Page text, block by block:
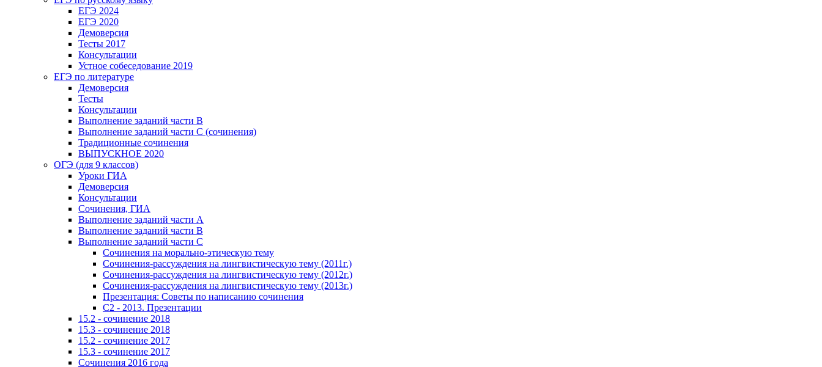
ЕГЭ 2024
ЕГЭ 2020
Демоверсия
Тесты 2017
Консультации
Устное собеседование 2019
ЕГЭ по литературе
Демоверсия
Тесты
Консультации
Выполнение заданий части В
Выполнение заданий части С (сочинения)
Традиционные сочинения
ВЫПУСКНОЕ 2020
ОГЭ (для 9 классов)
Уроки ГИА
Демоверсия
Консультации
Сочинения, ГИА
Выполнение заданий части А
Выполнение заданий части В
Выполнение заданий части С
Сочинения на морально-этическую тему
Сочинения-рассуждения на лингвистическую тему (2011г.)
Сочинения-рассуждения на лингвистическую тему (2012г.)
Сочинения-рассуждения на лингвистическую тему (2013г.)
Презентация: Советы по написанию сочинения
C2 - 2013. Презентации
15.2 - сочинение 2018
15.3 - сочинение 2018
15.2 - сочинение 2017
15.3 - сочинение 2017
Сочинения 2016 года